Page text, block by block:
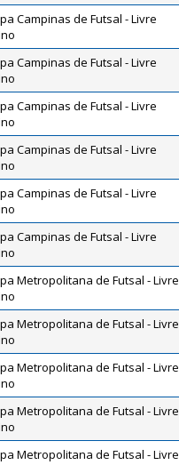
Campinas de Futsal - Livre
Campinas de Futsal - Livre
Campinas de Futsal - Livre
Campinas de Futsal - Livre
Campinas de Futsal - Livre
Campinas de Futsal - Livre
Metropolitana de Futsal - Livre
Metropolitana de Futsal - Livre
Metropolitana de Futsal - Livre
Metropolitana de Futsal - Livre
Metropolitana de Futsal - Livre